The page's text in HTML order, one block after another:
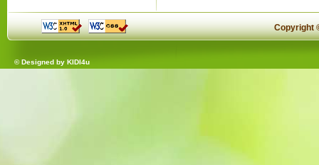
Copyright
© Designed by KIDI4u